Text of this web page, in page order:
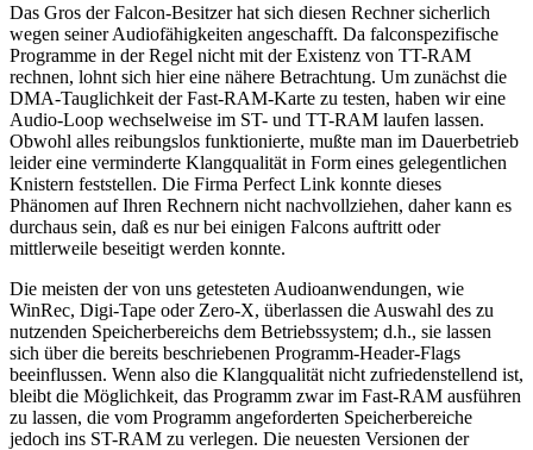
Das Gros der Falcon-Besitzer hat sich diesen Rechner sicherlich
wegen seiner Audiofähigkeiten angeschafft. Da falconspezifische
Programme in der Regel nicht mit der Existenz von TT-RAM
rechnen, lohnt sich hier eine nähere Betrachtung. Um zunächst die
DMA-Tauglichkeit der Fast-RAM-Karte zu testen, haben wir eine
Audio-Loop wechselweise im ST- und TT-RAM laufen lassen.
Obwohl alles reibungslos funktionierte, mußte man im Dauerbetrieb
leider eine verminderte Klangqualität in Form eines gelegentlichen
Knistern feststellen. Die Firma Perfect Link konnte dieses
Phänomen auf Ihren Rechnern nicht nachvollziehen, daher kann es
durchaus sein, daß es nur bei einigen Falcons auftritt oder
mittlerweile beseitigt werden konnte.
Die meisten der von uns getesteten Audioanwendungen, wie
WinRec, Digi-Tape oder Zero-X, überlassen die Auswahl des zu
nutzenden Speicherbereichs dem Betriebssystem; d.h., sie lassen
sich über die bereits beschriebenen Programm-Header-Flags
beeinflussen. Wenn also die Klangqualität nicht zufriedenstellend ist,
bleibt die Möglichkeit, das Programm zwar im Fast-RAM ausführen
zu lassen, die vom Programm angeforderten Speicherbereiche
jedoch ins ST-RAM zu verlegen. Die neuesten Versionen der